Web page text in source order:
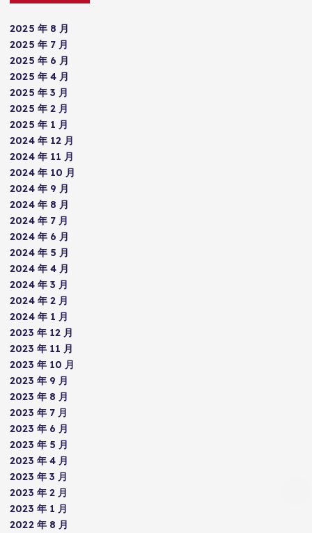
2025 年 8 月
2025 年 7 月
2025 年 6 月
2025 年 4 月
2025 年 3 月
2025 年 2 月
2025 年 1 月
2024 年 12 月
2024 年 11 月
2024 年 10 月
2024 年 9 月
2024 年 8 月
2024 年 7 月
2024 年 6 月
2024 年 5 月
2024 年 4 月
2024 年 3 月
2024 年 2 月
2024 年 1 月
2023 年 12 月
2023 年 11 月
2023 年 10 月
2023 年 9 月
2023 年 8 月
2023 年 7 月
2023 年 6 月
2023 年 5 月
2023 年 4 月
2023 年 3 月
2023 年 2 月
2023 年 1 月
2022 年 8 月